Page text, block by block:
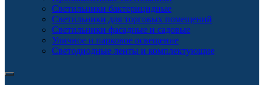
Светильники бактерицидные
Светильники для торговых помещений
Светильники фасадные и садовые
Уличное и парковое освещение
Светодиодные ленты и комплектующие